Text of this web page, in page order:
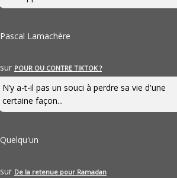
Pascal Lamachère
sur POUR OU CONTRE TIKTOK ?
N’y a-t-il pas un souci à perdre sa vie d'une
certaine façon...
Quelqu'un
sur De la retenue pour Ramadan